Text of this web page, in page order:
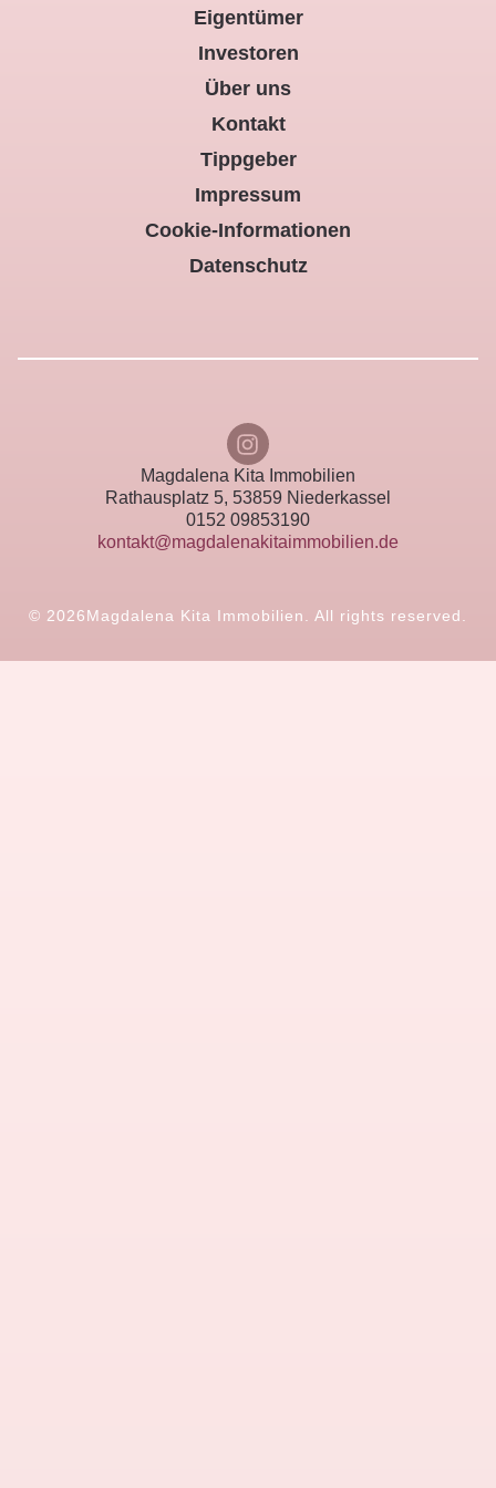
Eigentümer
Investoren
Über uns
Kontakt
Tippgeber
Impressum
Cookie-Informationen
Datenschutz
Magdalena Kita Immobilien
Rathausplatz 5, 53859 Niederkassel
0152 09853190
kontakt@magdalenakitaimmobilien.de
© 2026Magdalena Kita Immobilien. All rights reserved.